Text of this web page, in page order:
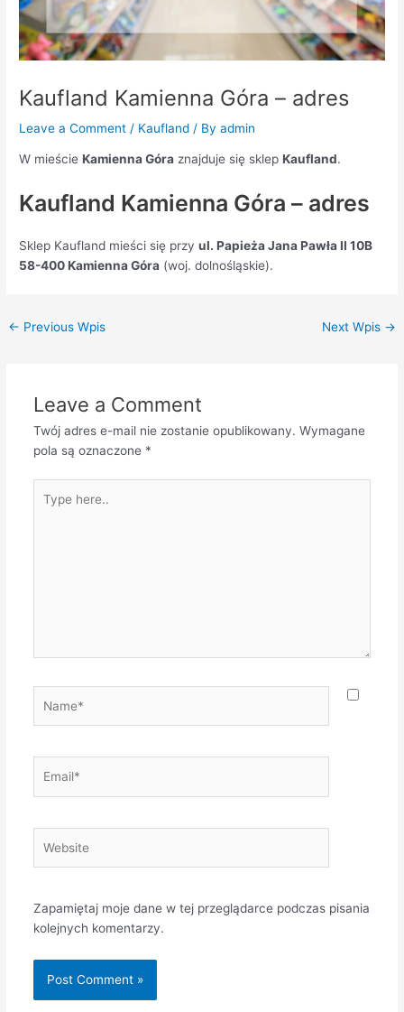
Kaufland Kamienna Góra – adres
Leave a Comment / Kaufland / Byadmin
W mieścieKamienna Góra znajduje się sklepKaufland.
Kaufland Kamienna Góra – adres
Sklep Kaufland mieści się przyul. Papieża Jana Pawła II 10B
58-400 Kamienna Góra (woj. dolnośląskie).
← Previous Wpis Next Wpis →
Leave a Comment
Twój adres e-mail nie zostanie opublikowany. Wymagane
pola są oznaczone *
here..
Zapamiętaj moje dane w tej przeglądarce podczas pisania
kolejnych komentarzy.